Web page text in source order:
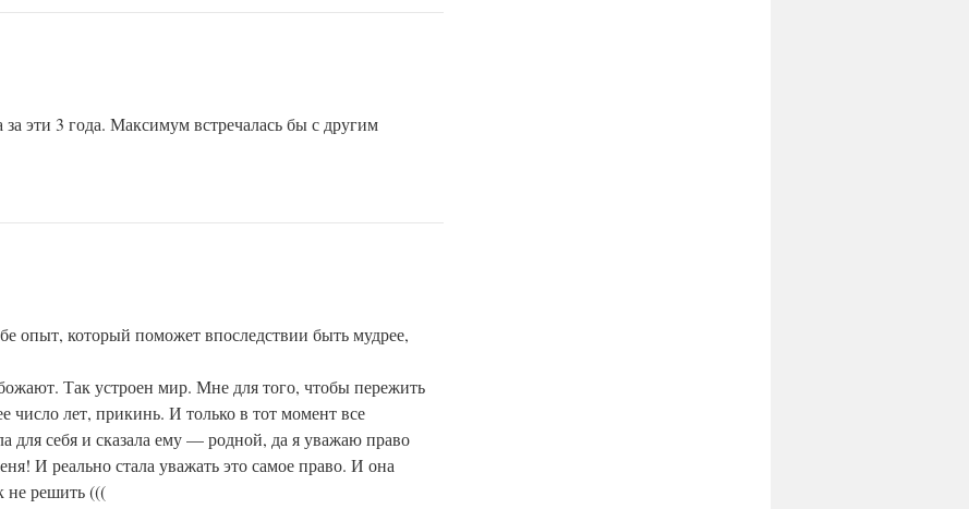
эти 3 года. Максимум встречалась бы с другим
опыт, который поможет впоследствии быть мудрее,
Так устроен мир. Мне для того, чтобы пережить
число лет, прикинь. И только в тот момент все
для себя и сказала ему — родной, да я уважаю право
И реально стала уважать это самое право. И она
не решить (((